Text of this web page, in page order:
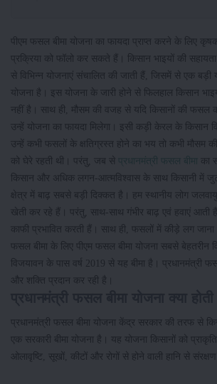
पीएम फसल बीमा योजना का फायदा प्राप्त करने के लिए
प्रक्रिया को फॉलो कर सकते हैं। किसान भाइयों की
से विभिन्न योजनाएं संचालित की जाती हैं, जिसमें से एक बड़ी
योजना है। इस योजना के जारी होने से फिलहाल किसान
नहीं है। साथ ही, मौसम की वजह से यदि किसानों की फसल
उन्हें योजना का फायदा मिलेगा। इसी कड़ी केरल के किसान
उन्हें कभी फसलों के क्षतिग्रस्त होने का भय तो कभी मौसम
को घेरे रहती थी। परंतु, जब से
प्रधानमंत्री फसल बीमा
का
किसान और अधिक लगन-आत्मविश्वास के साथ किसानी में
क्षेत्र में बाढ़ सबसे बड़ी दिक्कत है। हम स्थानीय लोग जलवायु
खेती कर रहे हैं। परंतु, साथ-साथ गंभीर बाढ़ एवं हवाएं आती
काफी प्रभावित करती हैं। साथ ही, फसलों में कीड़े लग जाना
फसल बीमा के लिए पीएम फसल बीमा योजना सबसे बेहतरीन
विजयावन के पास वर्ष 2019 से यह बीमा है। प्रधानमंत्री
और शक्ति प्रदान कर रही है।
प्रधानमंत्री फसल बीमा योजना केंद्र सरकार की तरफ से
एक सरकारी बीमा योजना है। यह योजना किसानों को
ओलावृष्टि, सूखों, कीटों और रोगों से होने वाली हानि से